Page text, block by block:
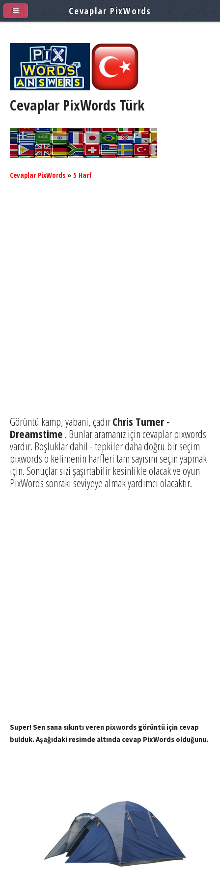
Cevaplar PixWords Türk
Cevaplar PixWords » 5 Harf
Görüntü kamp, ​​yabani, çadırChris Turner -
Dreamstime . Bunlar aramanız için cevaplar pixwords
vardır. Boşluklar dahil - tepkiler daha doğru bir seçim
pixwords o kelimenin harfleri tam sayısını seçin yapmak
için. Sonuçlar sizi şaşırtabilir kesinlikle olacak ve oyun
PixWords sonraki seviyeye almak yardımcı olacaktır.
Super! Sen sana sıkıntı veren pixwords görüntü için cevap
bulduk. Aşağıdaki resimde altında cevap PixWords olduğunu.
Cevaplar PixWords